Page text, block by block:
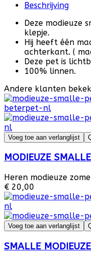
Beschrijving
Deze modieuze
klepje.
Hij heeft één
achterkant. (
Deze pet is
100% linnen.
Andere klanten
Voeg toe aan verlanglijst
MODIEUZE
Heren modieuze
€ 20,00
Voeg toe aan verlanglijst
SMALLE